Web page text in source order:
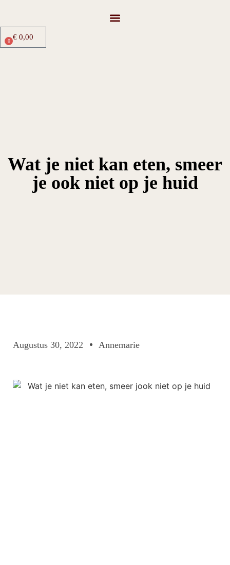
€ 0,00
0
Wat je niet kan eten, smeer
je ook niet op je huid
Augustus 30, 2022 Annemarie